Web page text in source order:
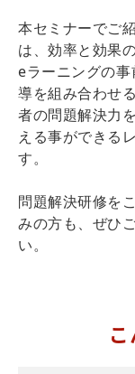
本セミナーでご
は、効率と効果
eラーニングの
導を組み合わせ
者の問題解決力
える事ができる
す。
問題解決研修を
みの方も、ぜひ
い。